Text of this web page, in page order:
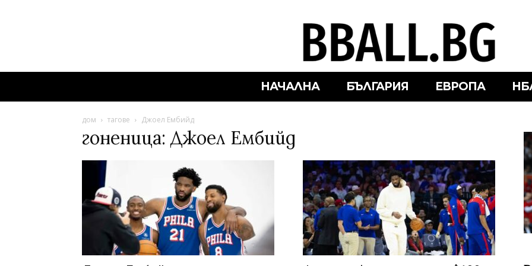
НАЧАЛНА БЪЛГАРИЯ ЕВРОПА
дом тагове Джоел Ембийд
гоненица: Джоел Ембийд